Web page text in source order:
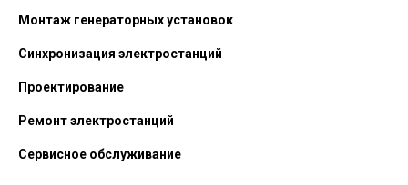
Монтаж генераторных установок
Синхронизация электростанций
Проектирование
Ремонт электростанций
Сервисное обслуживание